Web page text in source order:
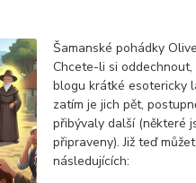
Šamanské pohádky
Chcete-li si oddechnout,
blogu krátké esotericky
zatím je jich pět,
přibývaly další (některé
připraveny). Již teď
následujících: